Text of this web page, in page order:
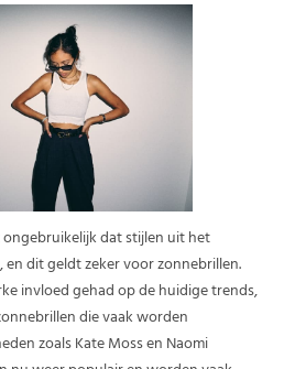
dat stijlen uit het
dit geldt zeker voor zonnebrillen.
invloed gehad op de huidige trends,
die vaak worden
zoals Kate Moss en Naomi